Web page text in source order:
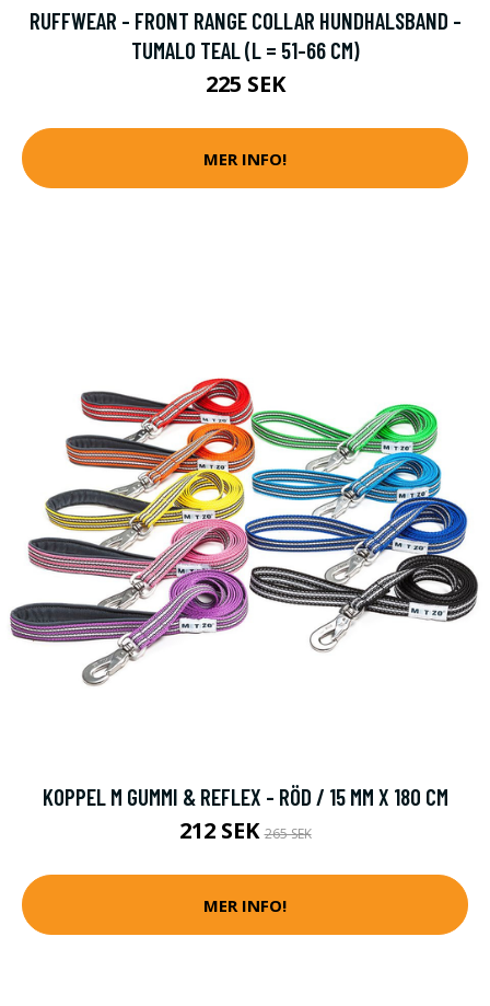
RUFFWEAR - FRONT RANGE COLLAR HUNDHALSBAND -
TUMALO TEAL (L = 51-66 CM)
225 SEK
MER INFO!
KOPPEL M GUMMI & REFLEX - RÖD / 15 MM X 180 CM
212 SEK265 SEK
MER INFO!